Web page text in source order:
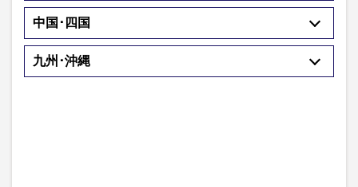
中国･四国
九州･沖縄